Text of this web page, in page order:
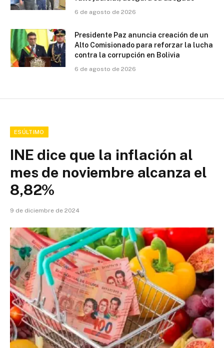
6 de agosto de 2026
Presidente Paz anuncia creación de un
Alto Comisionado para reforzar la lucha
contra la corrupción en Bolivia
6 de agosto de 2026
ESÚLTIMO
INE dice que la inflación al
mes de noviembre alcanza el
8,82%
9 de diciembre de 2024